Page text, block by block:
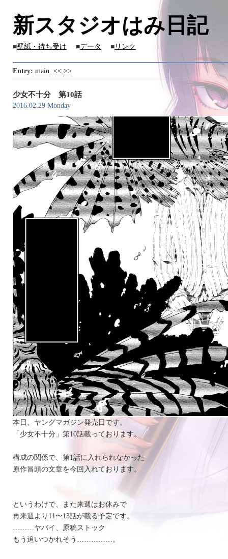
新スタジオはみ日記
■壁紙・待ち受け ■データ ■ リンク
Entry: main << >>
少女不十分 第10話
2016.02.29 Monday
本日、ヤングマガジン発売日です。
「少女不十分」第10話載っております。
構成の関係で、第1話に入れられなかった
原作冒頭の文章を今回入れております。
というわけで、また来週はお休みで
再来週より11〜13話が載る予定です。
………ヤバイ、原稿ストック
もう追いつかれそう……………。